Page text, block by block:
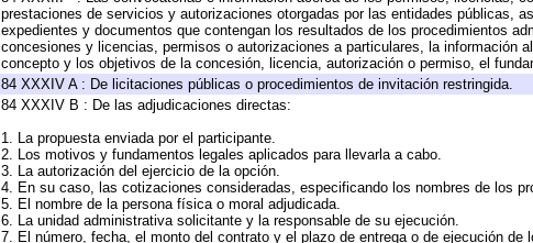
prestaciones de servicios y autorizaciones otorgadas por las entidades públicas,
expedientes y documentos que contengan los resultados de los procedimientos
concesiones y licencias, permisos o autorizaciones a particulares, la información
concepto y los objetivos de la concesión, licencia, autorización o permiso, el
84 XXXIV A : De licitaciones públicas o procedimientos de invitación restringida.
84 XXXIV B : De las adjudicaciones directas:
1. La propuesta enviada por el participante.
2. Los motivos y fundamentos legales aplicados para llevarla a cabo.
3. La autorización del ejercicio de la opción.
4. En su caso, las cotizaciones consideradas, especificando los nombres de los
5. El nombre de la persona física o moral adjudicada.
6. La unidad administrativa solicitante y la responsable de su ejecución.
7. El número, fecha, el monto del contrato y el plazo de entrega o de ejecución de